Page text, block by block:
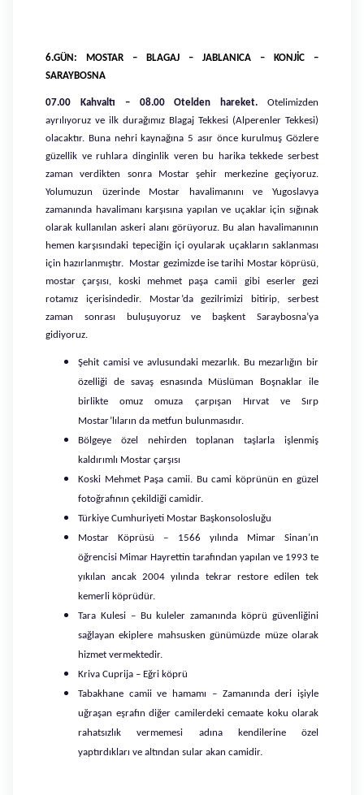
6.GÜN: MOSTAR – BLAGAJ – JABLANICA – KONJİC –
SARAYBOSNA
07.00 Kahvaltı – 08.00 Otelden hareket. Otelimizden
ayrılıyoruz ve ilk durağımız Blagaj Tekkesi (Alperenler Tekkesi)
olacaktır. Buna nehri kaynağına 5 asır önce kurulmuş Gözlere
güzellik ve ruhlara dinginlik veren bu harika tekkede serbest
zaman verdikten sonra Mostar şehir merkezine geçiyoruz.
Yolumuzun üzerinde Mostar havalimanını ve Yugoslavya
zamanında havalimanı karşısına yapılan ve uçaklar için sığınak
olarak kullanılan askeri alanı görüyoruz. Bu alan havalimanının
hemen karşısındaki tepeciğin içi oyularak uçakların saklanması
için hazırlanmıştır. Mostar gezimizde ise tarihi Mostar köprüsü,
mostar çarşısı, koski mehmet paşa camii gibi eserler gezi
rotamız içerisindedir. Mostar’da gezilrimizi bitirip, serbest
zaman sonrası buluşuyoruz ve başkent Saraybosna’ya
gidiyoruz.
Şehit camisi ve avlusundaki mezarlık. Bu mezarlığın bir
özelliği de savaş esnasında Müslüman Boşnaklar ile
birlikte omuz omuza çarpışan Hırvat ve Sırp
Mostar’lıların da metfun bulunmasıdır.
Bölgeye özel nehirden toplanan taşlarla işlenmiş
kaldırımlı Mostar çarşısı
Koski Mehmet Paşa camii. Bu cami köprünün en güzel
fotoğrafının çekildiği camidir.
Türkiye Cumhuriyeti Mostar Başkonsolosluğu
Mostar Köprüsü – 1566 yılında Mimar Sinan’ın
öğrencisi Mimar Hayrettin tarafından yapılan ve 1993 te
yıkılan ancak 2004 yılında tekrar restore edilen tek
kemerli köprüdür.
Tara Kulesi – Bu kuleler zamanında köprü güvenliğini
sağlayan ekiplere mahsusken günümüzde müze olarak
hizmet vermektedir.
Kriva Cuprija – Eğri köprü
Tabakhane camii ve hamamı – Zamanında deri işiyle
uğraşan eşrafın diğer camilerdeki cemaate koku olarak
rahatsızlık vermemesi adına kendilerine özel
yaptırdıkları ve altından sular akan camidir.